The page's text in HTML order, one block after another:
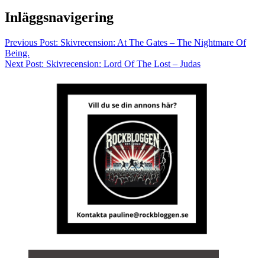
Inläggsnavigering
Previous Post: Skivrecension: At The Gates – The Nightmare Of
Being.
Next Post: Skivrecension: Lord Of The Lost – Judas